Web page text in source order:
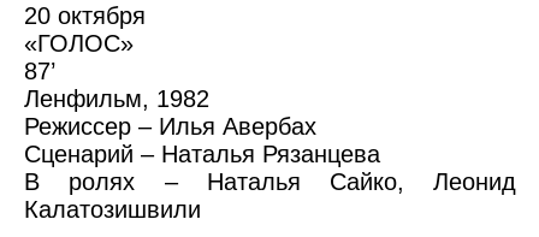
20 октября
«ГОЛОС»
87’
Ленфильм, 1982
Режиссер – Илья Авербах
Сценарий – Наталья Рязанцева
В ролях – Наталья Сайко, Леонид
Калатозишвили